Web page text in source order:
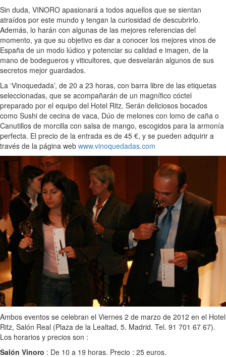
Sin duda, VINORO apasionará a todos aquellos que se sientan
atraídos por este mundo y tengan la curiosidad de descubrirlo.
Además, lo harán con algunas de las mejores referencias del
momento, ya que su objetivo es dar a conocer los mejores vinos de
España de un modo lúdico y potenciar su calidad e imagen, de la
mano de bodegueros y viticultores, que desvelarán algunos de sus
secretos mejor guardados.
La ‘Vinoquedada’, de 20 a 23 horas, con barra libre de las etiquetas
seleccionadas, que se acompañarán de un magnífico cóctel
preparado por el equipo del Hotel Ritz. Serán deliciosos bocados
como Sushi de cecina de vaca, Dúo de melones con lomo de caña o
Canutillos de morcilla con salsa de mango, escogidos para la armonía
perfecta. El precio de la entrada es de 45 €, y se pueden adquirir a
través de la página web www.vinoquedadas.com
Ambos eventos se celebran el Viernes 2 de marzo de 2012 en el Hotel
Ritz, Salón Real (Plaza de la Lealtad, 5. Madrid. Tel. 91 701 67 67).
Los horarios y precios son :
Salón Vinoro : De 10 a 19 horas. Precio : 25 euros.